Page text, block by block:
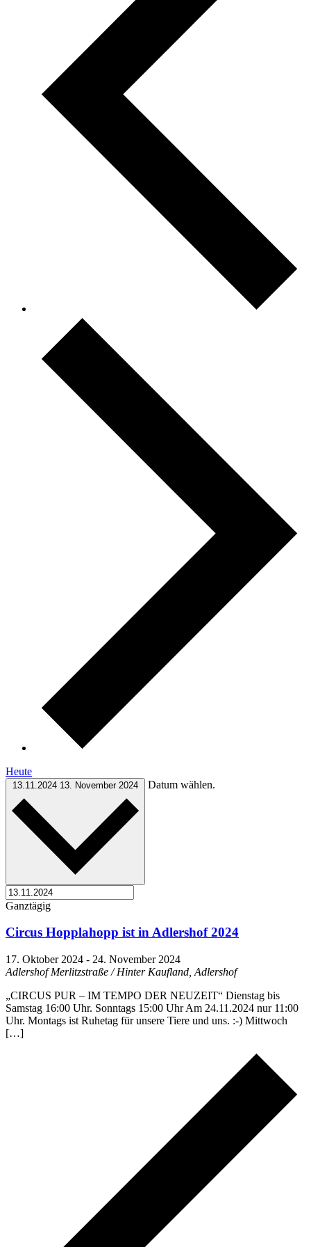
Heute
13.11.2024 13. November 2024 Datum wählen.
Ganztägig
Circus Hopplahopp ist in Adlershof 2024
17. Oktober 2024 - 24. November 2024
AdlershofMerlitzstraße / Hinter Kaufland, Adlershof
„CIRCUS PUR – IM TEMPO DER NEUZEIT“ Dienstag bis
Samstag 16:00 Uhr. Sonntags 15:00 Uhr Am 24.11.2024 nur 11:00
Uhr. Montags ist Ruhetag für unsere Tiere und uns. :-) Mittwoch
[…]